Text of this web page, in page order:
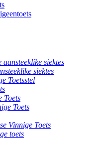
siektes
siektes
Toetsstel
Toets
Toets
Vinnige Toets
toets